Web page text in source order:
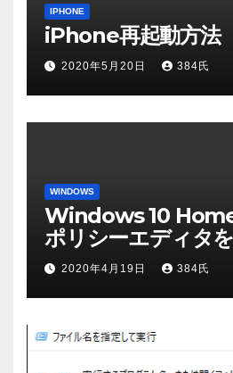
IPHONE
iPhone再起動方法
2020年5月20日 384氏
WINDOWS
Windows 10
ポリシーエディタ
2020年4月19日 384氏